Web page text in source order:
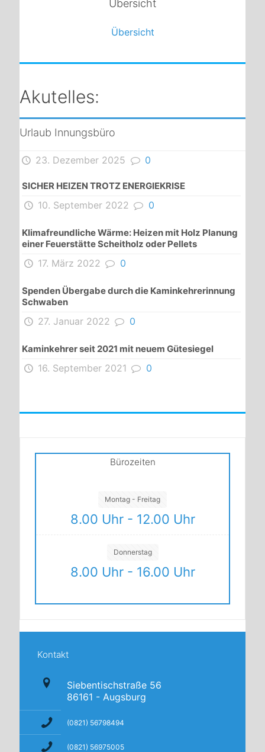
Übersicht
Übersicht
Akutelles:
Urlaub Innungsbüro
23. Dezember 2025 0
SICHER HEIZEN TROTZ ENERGIEKRISE
10. September 2022 0
Klimafreundliche Wärme: Heizen mit Holz Planung
einer Feuerstätte Scheitholz oder Pellets
17. März 2022 0
Spenden Übergabe durch die Kaminkehrerinnung
Schwaben
27. Januar 2022 0
Kaminkehrer seit 2021 mit neuem Gütesiegel
16. September 2021 0
Bürozeiten
Montag - Freitag
8.00 Uhr - 12.00 Uhr
Donnerstag
8.00 Uhr - 16.00 Uhr
Kontakt
Siebentischstraße 56
86161 - Augsburg
(0821) 56798494
(0821) 56975005